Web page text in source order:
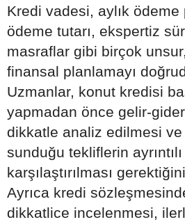
Kredi vadesi, aylık ödeme
ödeme tutarı, ekspertiz
masraflar gibi birçok
finansal planlamayı
Uzmanlar, konut kredisi
yapmadan önce gelir-
dikkatle analiz edilmesi ve
sunduğu tekliflerin
karşılaştırılması
Ayrıca kredi
dikkatlice incelenmesi,